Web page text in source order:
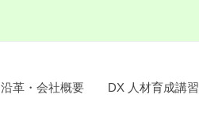
沿革・会社概要 DX 人材育成講習​